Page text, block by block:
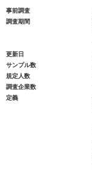
事前調査
調査期間
更新日
サンプル数
規定人数
調査企業数
定義